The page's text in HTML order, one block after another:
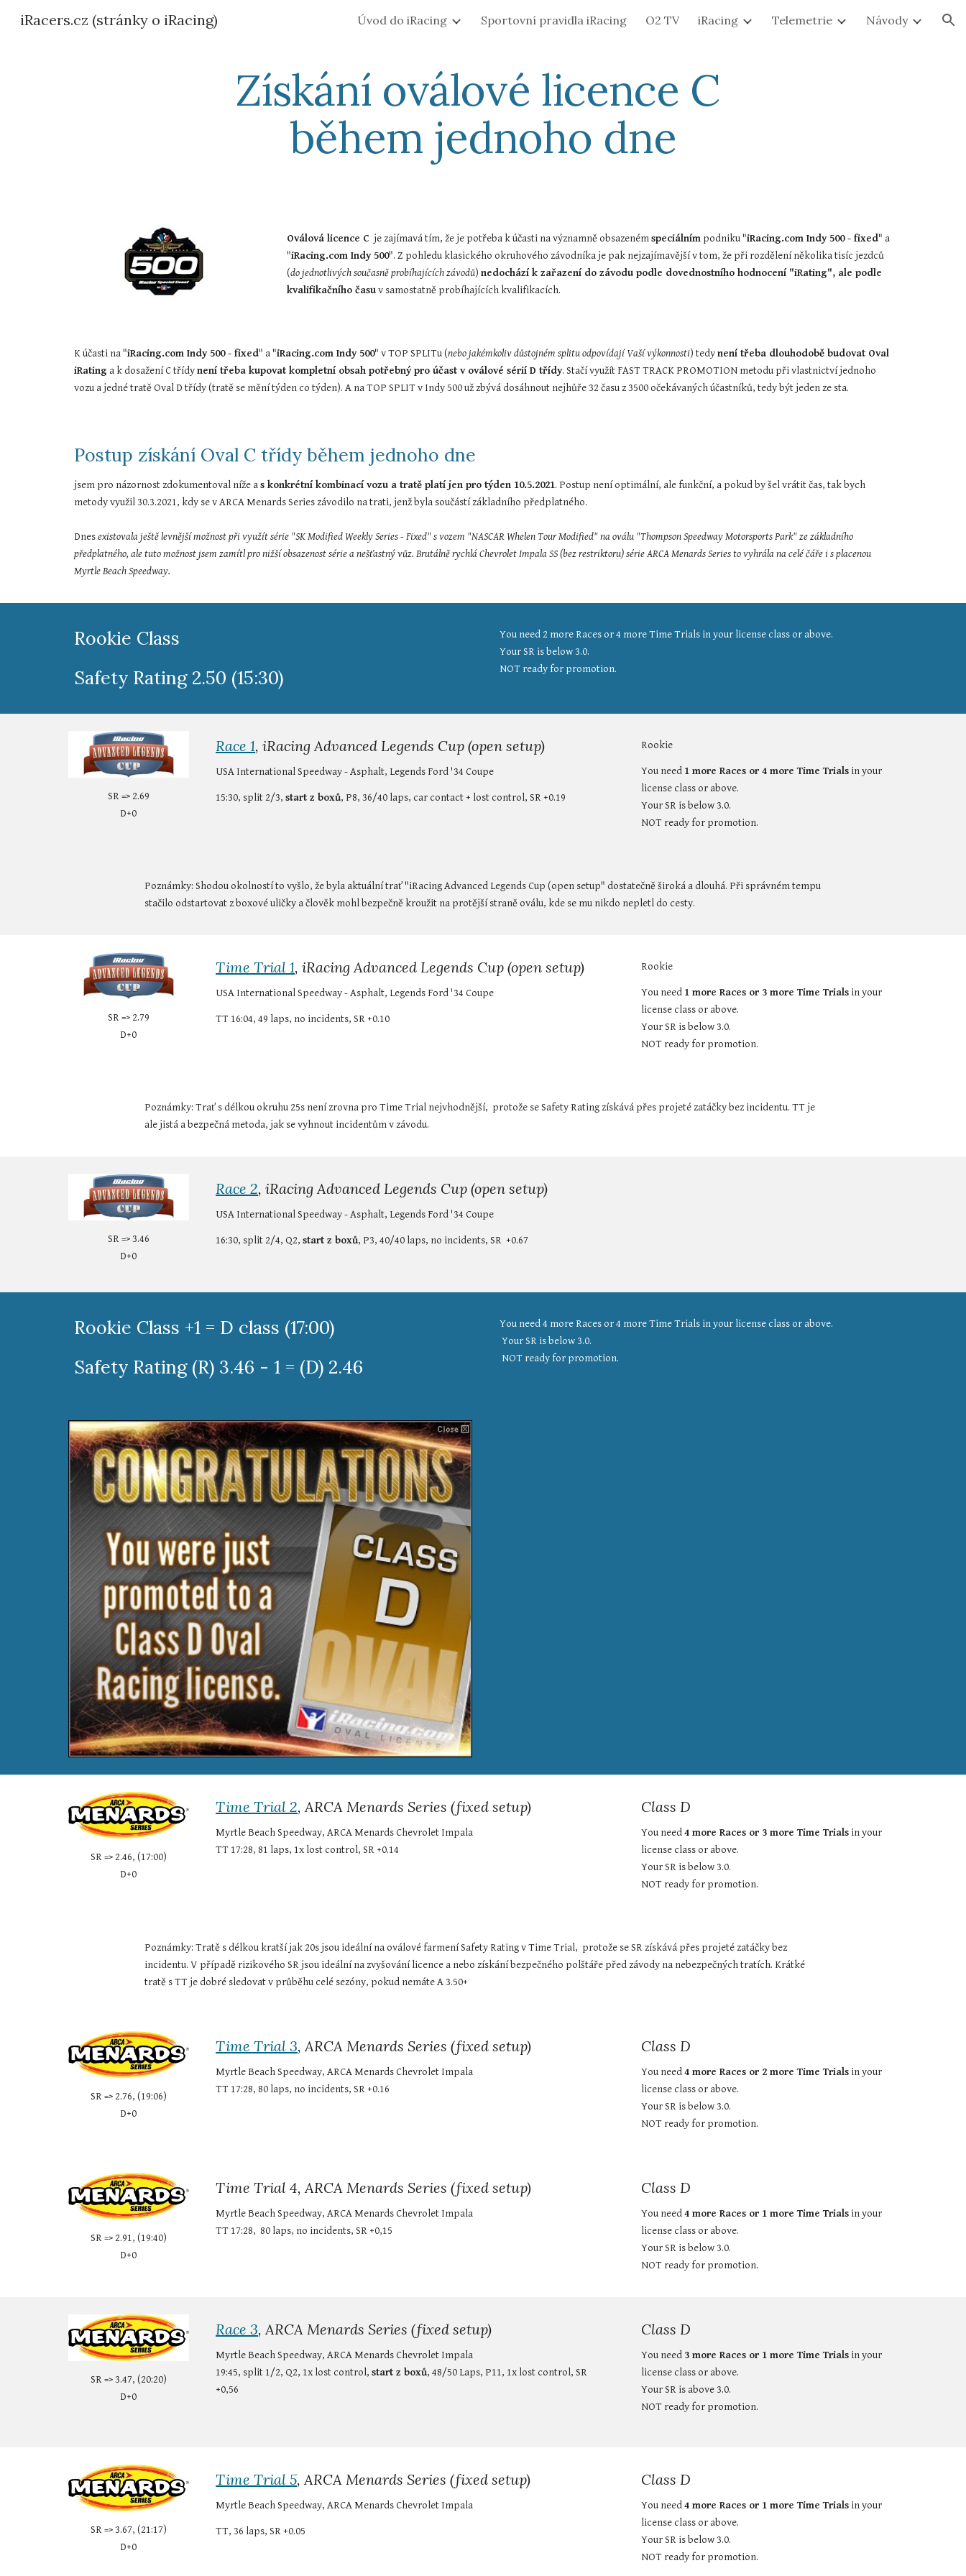
Skip to main content Skip to navigation
iRacers.cz (stránky o iRacing) Úvod do iRacing Sportovní pravidla iRacing O2 TV iRacing Telemetrie Návody
Získání oválové licence C
během jednoho dne
Oválová licence C
  je zajímavá tím, že je potřeba k účasti na významně obsazeném
speciálním podniku "iRacing.com Indy 500 - fixed" a
"iRacing.com Indy 500". Z pohledu klasického okruhového závodníka je pak nejzajímavější v tom, že při rozdělení několika tisíc jezdců
(do jednotlivých současně probíhajících závodů) nedochází k zařazení do závodu podle dovednostního hodnocení "iRating", ale podle
kvalifikačního času v samostatně probíhajících kvalifikacích.
K účasti na "iRacing.com Indy 500 - fixed" a "iRacing.com Indy 500" v TOP SPLITu (nebo jakémkoliv důstojném splitu odpovídají Vaší výkonnosti) tedy není třeba dlouhodobě budovat Oval
iRating a k dosažení C třídy není třeba kupovat kompletní obsah potřebný pro účast v oválové sérií D třídy. Stačí využít FAST TRACK PROMOTION metodu při vlastnictví jednoho
vozu a jedné tratě Oval D třídy (tratě se mění týden co týden). A na TOP SPLIT v Indy 500 už zbývá dosáhnout nejhůře 32 času z 3500 očekávaných účastníků, tedy být jeden ze sta.
Postup získání Oval C třídy během jednoho dne
jsem pro názornost zdokumentoval níže a s konkrétní kombinací vozu a tratě platí jen pro týden 10.5.2021. Postup není optimální, ale funkční, a pokud by šel vrátit čas, tak bych
metody využil 30.3.2021, kdy se v ARCA Menards Series závodilo na trati, jenž byla součástí základního předplatného.
Dnes existovala ještě levnější možnost při využít série "SK Modified Weekly Series - Fixed" s vozem "NASCAR Whelen Tour Modified" na oválu "Thompson Speedway Motorsports Park" ze základního
předplatného, ale tuto možnost jsem zamítl pro nižší obsazenost série a nešťastný vůz. Brutálně rychlá Chevrolet Impala SS (bez restriktoru) série ARCA Menards Series to vyhrála na celé čáře i s placenou
Myrtle Beach Speedway.
Rookie Class
Safety Rating 2.50 (15:30)
You need 2 more Races or 4 more Time Trials in your license class or above.
Your SR is below 3.0.
NOT ready for promotion.
SR => 2.69
D+0
Race 1, iRacing Advanced Legends Cup (open setup)
USA International Speedway - Asphalt, Legends Ford '34 Coupe
15:30, split 2/3, start z boxů, P8, 36/40 laps, car contact + lost control, SR +0.19
Rookie
You need 1 more Races or 4 more Time Trials in your
license class or above.
Your SR is below 3.0.
NOT ready for promotion.
Poznámky: Shodou okolností to vyšlo, že byla aktuální trať "iRacing Advanced Legends Cup (open setup" dostatečně široká a dlouhá. Při správném tempu
stačilo odstartovat z boxové uličky a člověk mohl bezpečně kroužit na protější straně oválu, kde se mu nikdo nepletl do cesty.
SR => 2.79
D+0
Time Trial 1, iRacing Advanced Legends Cup (open setup)
USA International Speedway - Asphalt, Legends Ford '34 Coupe
TT 16:04, 49 laps, no incidents, SR +0.10
Rookie
You need 1 more Races or 3 more Time Trials in your
license class or above.
Your SR is below 3.0.
NOT ready for promotion.
Poznámky: Trať s délkou okruhu 25s není zrovna pro Time Trial nejvhodnější,  protože se Safety Rating získává přes projeté zatáčky bez incidentu. TT je
ale jistá a bezpečná metoda, jak se vyhnout incidentům v závodu.
SR => 3.46
D+0
Race 2, iRacing Advanced Legends Cup (open setup)
USA International Speedway - Asphalt, Legends Ford '34 Coupe
16:30, split 2/4, Q2, start z boxů, P3, 40/40 laps, no incidents, SR  +0.67
Rookie Class +1 = D class (17:00)
Safety Rating (R) 3.46 - 1 = (D) 2.46
You need 4 more Races or 4 more Time Trials in your license class or above.
Your SR is below 3.0.
NOT ready for promotion.
SR => 2.46, (17:00)
D+0
Time Trial 2, ARCA Menards Series (fixed setup)
Myrtle Beach Speedway, ARCA Menards Chevrolet Impala
TT 17:28, 81 laps, 1x lost control, SR +0.14
Class D
You need 4 more Races or 3 more Time Trials in your
license class or above.
Your SR is below 3.0.
NOT ready for promotion.
Poznámky: Tratě s délkou kratší jak 20s jsou ideální na oválové farmení Safety Rating v Time Trial,  protože se SR získává přes projeté zatáčky bez
incidentu. V případě rizikového SR jsou ideální na zvyšování licence a nebo získání bezpečného polštáře před závody na nebezpečných tratích. Krátké
tratě s TT je dobré sledovat v průběhu celé sezóny, pokud nemáte A 3.50+
SR => 2.76, (19:06)
D+0
Time Trial 3, ARCA Menards Series (fixed setup)
Myrtle Beach Speedway, ARCA Menards Chevrolet Impala
TT 17:28, 80 laps, no incidents, SR +0.16
Class D
You need 4 more Races or 2 more Time Trials in your
license class or above.
Your SR is below 3.0.
NOT ready for promotion.
SR => 2.91, (19:40)
D+0
Time Trial 4, ARCA Menards Series (fixed setup)
Myrtle Beach Speedway, ARCA Menards Chevrolet Impala
TT 17:28,  80 laps, no incidents, SR +0,15
Class D
You need 4 more Races or 1 more Time Trials in your
license class or above.
Your SR is below 3.0.
NOT ready for promotion.
SR => 3.47, (20:20)
D+0
Race 3, ARCA Menards Series (fixed setup)
Myrtle Beach Speedway, ARCA Menards Chevrolet Impala
19:45, split 1/2, Q2, 1x lost control, start z boxů, 48/50 Laps, P11, 1x lost control, SR
+0,56
Class D
You need 3 more Races or 1 more Time Trials in your
license class or above.
Your SR is above 3.0.
NOT ready for promotion.
SR => 3.67, (21:17)
D+0
Time Trial 5, ARCA Menards Series (fixed setup)
Myrtle Beach Speedway, ARCA Menards Chevrolet Impala
TT, 36 laps, SR +0.05
Class D
You need 4 more Races or 1 more Time Trials in your
license class or above.
Your SR is below 3.0.
NOT ready for promotion.